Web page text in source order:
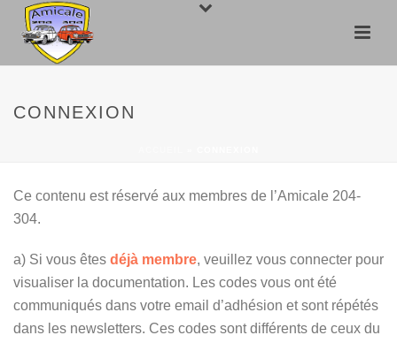
CONNEXION
Ce contenu est réservé aux membres de l’Amicale 204-
304.
a) Si vous êtes déjà membre, veuillez vous connecter pour
visualiser la documentation. Les codes vous ont été
communiqués dans votre email d’adhésion et sont répétés
dans les newsletters. Ces codes sont différents de ceux du